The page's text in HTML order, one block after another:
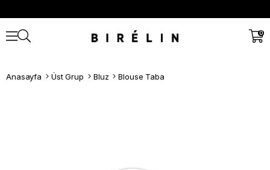
0
Anasayfa Üst Grup Bluz Blouse Taba